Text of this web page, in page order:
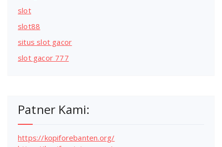
slot
slot88
situs slot gacor
slot gacor 777
Patner Kami:
https://kopiforebanten.org/